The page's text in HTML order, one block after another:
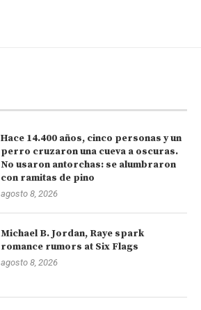
Hace 14.400 años, cinco personas y un
perro cruzaron una cueva a oscuras.
No usaron antorchas: se alumbraron
con ramitas de pino
agosto 8, 2026
Michael B. Jordan, Raye spark
romance rumors at Six Flags
agosto 8, 2026